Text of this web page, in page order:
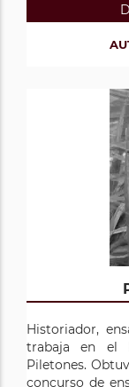
Historiador,
trabaja en el
Piletones.
concurso de